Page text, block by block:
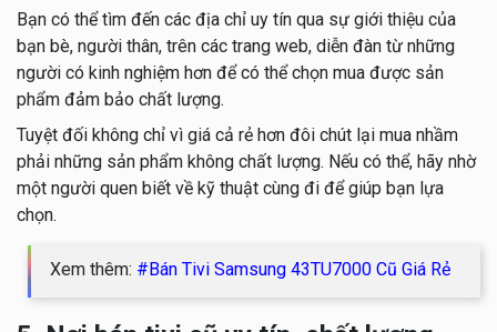
Bạn có thể tìm đến các địa chỉ uy tín qua sự giới thiệu của
bạn bè, người thân, trên các trang web, diễn đàn từ những
người có kinh nghiệm hơn để có thể chọn mua được sản
phẩm đảm bảo chất lượng.
Tuyệt đối không chỉ vì giá cả rẻ hơn đôi chút lại mua nhầm
phải những sản phẩm không chất lượng. Nếu có thể, hãy nhờ
một người quen biết về kỹ thuật cùng đi để giúp bạn lựa
chọn.
Xem thêm: #Bán Tivi Samsung 43TU7000 Cũ Giá Rẻ